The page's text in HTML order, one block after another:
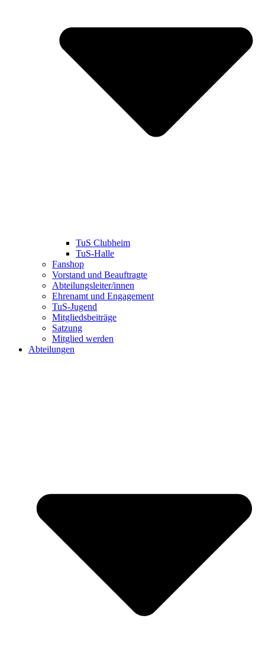
TuS Clubheim
TuS-Halle
Fanshop
Vorstand und Beauftragte
Abteilungsleiter/innen
Ehrenamt und Engagement
TuS-Jugend
Mitgliedsbeiträge
Satzung
Mitglied werden
Abteilungen